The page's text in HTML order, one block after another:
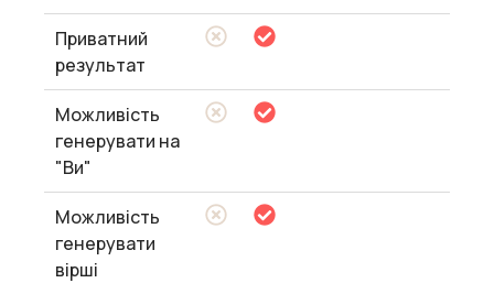
Приватний
результат
Можливість
генерувати на
"Ви"
Можливість
генерувати
вірші